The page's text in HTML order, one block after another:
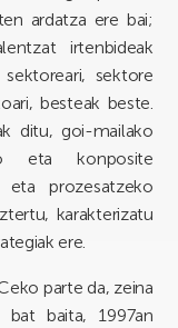
ardatza ere bai;
irtenbideak
sektore
besteak beste.
ditu, goi-mailako
eta konposite
eta prozesatzeko
karakterizatu
ere.
parte da, zeina
bat baita, 1997an